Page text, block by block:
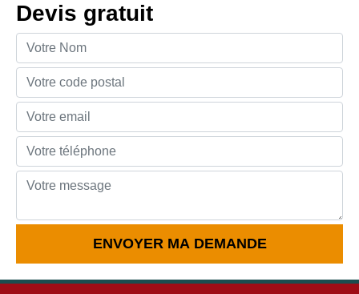
Devis gratuit